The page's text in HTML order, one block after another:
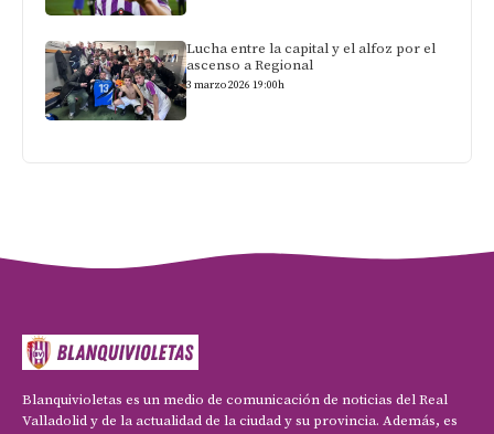
Lucha entre la capital y el alfoz por el
ascenso a Regional
3 marzo 2026 19:00h
Blanquivioletas es un medio de comunicación de noticias del Real
Valladolid y de la actualidad de la ciudad y su provincia. Además, es